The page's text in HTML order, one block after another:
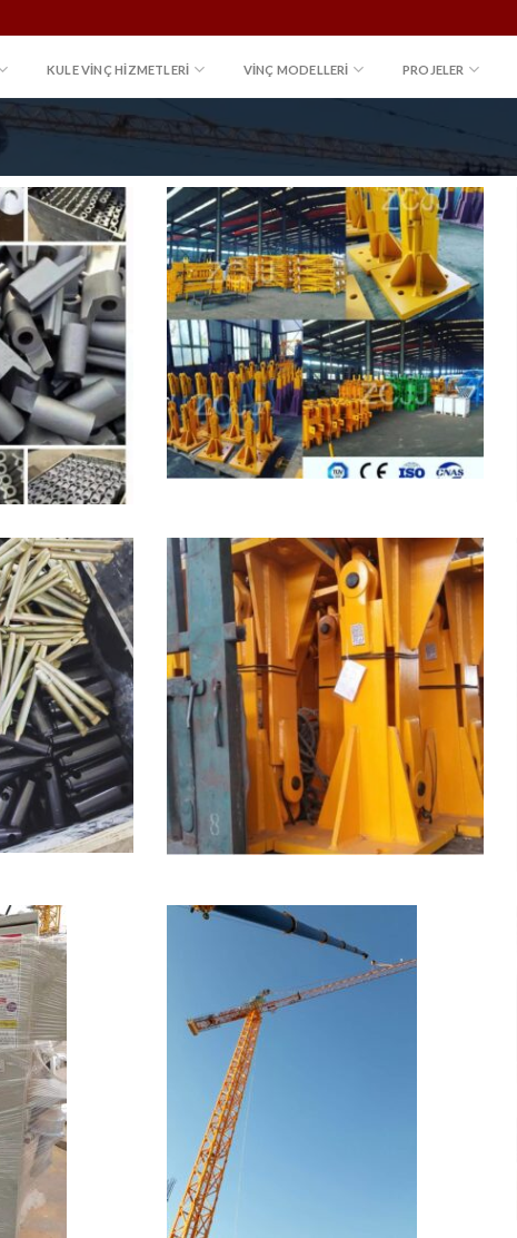
KULE VINÇ HIZMETLERI VİNÇ MODELLERİ PROJELER